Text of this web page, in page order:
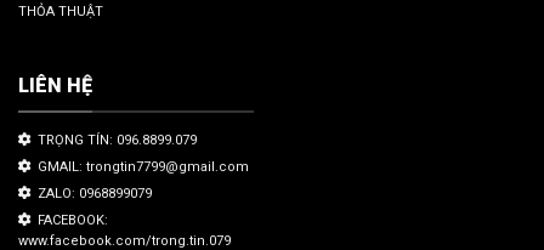
THỎA THUẬT
LIÊN HỆ
TRỌNG TÍN: 096.8899.079
GMAIL: trongtin7799@gmail.com
ZALO: 0968899079
FACEBOOK:
www.facebook.com/trong.tin.079